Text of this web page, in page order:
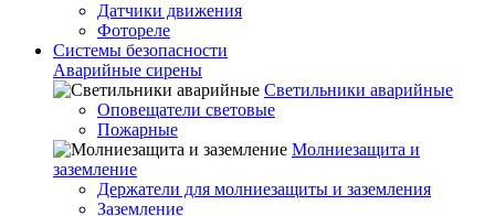
Датчики движения
Фотореле
Системы безопасности
Аварийные сирены
Светильники аварийные
Оповещатели световые
Пожарные
Молниезащита и
заземление
Держатели для молниезащиты и заземления
Заземление